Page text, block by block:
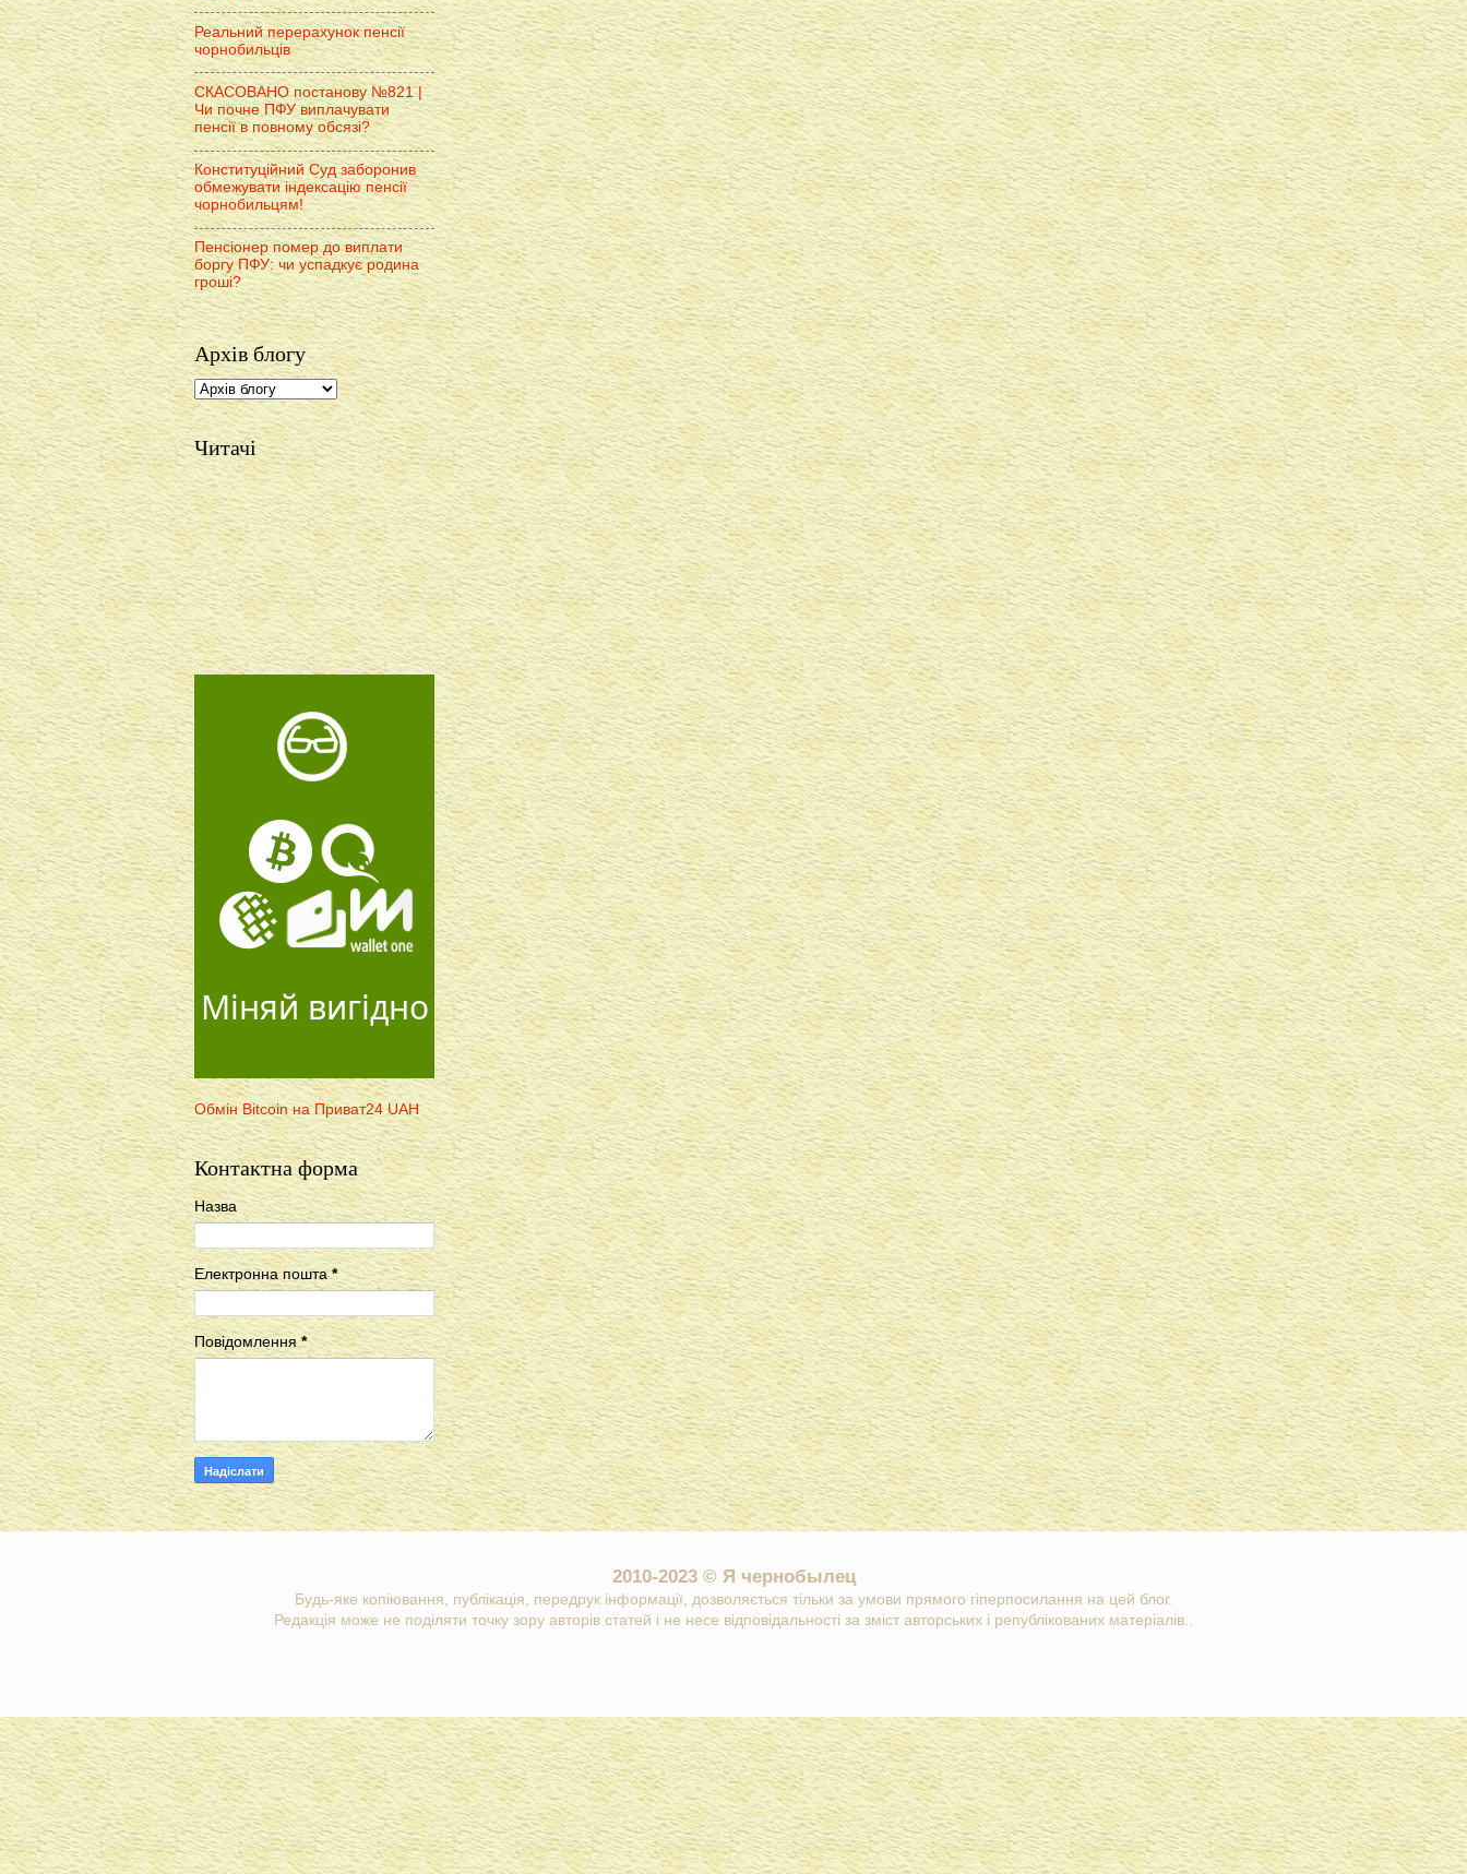
Реальний перерахунок пенсії
чорнобильців
СКАСОВАНО постанову №821 |
Чи почне ПФУ виплачувати
пенсії в повному обсязі?
Конституційний Суд заборонив
обмежувати індексацію пенсії
чорнобильцям!
Пенсіонер помер до виплати
боргу ПФУ: чи успадкує родина
гроші?
Архів блогу
Читачі
Міняй вигідно
Обмін Bitcoin на Приват24 UAH
Контактна форма
Назва
Електронна пошта*
Повідомлення*
2010-2023 © Я чернобылец
Будь-яке копіювання, публікація, передрук інформації, дозволяється тільки за умови прямого гіперпосилання на цей блог.
Редакція може не поділяти точку зору авторів статей і не несе відповідальності за зміст авторських і републікованих матеріалів..